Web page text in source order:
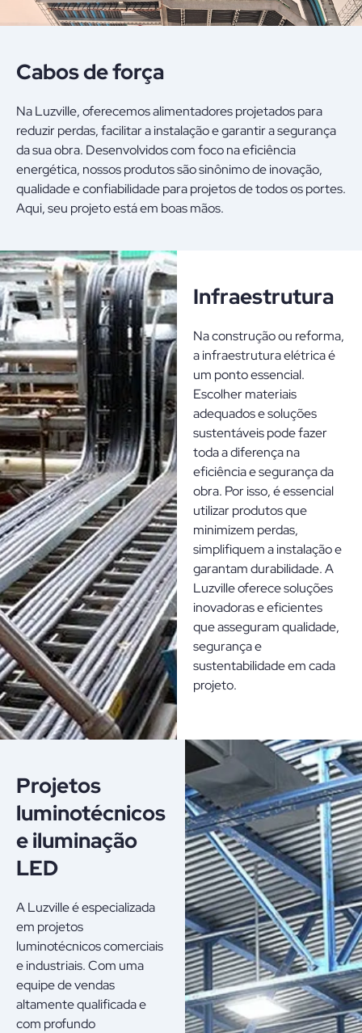
Cabos de força
Na Luzville, oferecemos alimentadores projetados para
reduzir perdas, facilitar a instalação e garantir a segurança
da sua obra. Desenvolvidos com foco na eficiência
energética, nossos produtos são sinônimo de inovação,
qualidade e confiabilidade para projetos de todos os portes.
Aqui, seu projeto está em boas mãos.
Infraestrutura
Na construção ou reforma,
a infraestrutura elétrica é
um ponto essencial.
Escolher materiais
adequados e soluções
sustentáveis pode fazer
toda a diferença na
eficiência e segurança da
obra. Por isso, é essencial
utilizar produtos que
minimizem perdas,
simplifiquem a instalação e
garantam durabilidade. A
Luzville oferece soluções
inovadoras e eficientes
que asseguram qualidade,
segurança e
sustentabilidade em cada
projeto.
Projetos
luminotécnicos
e iluminação
LED
A Luzville é especializada
em projetos
luminotécnicos comerciais
e industriais. Com uma
equipe de vendas
altamente qualificada e
com profundo